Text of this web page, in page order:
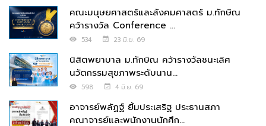
คณะมนุษยศาสตร์และสังคมศาสตร์ ม.ทักษิณ
คว้ารางวัล Conference ...
534 23 มิ.ย. 69
นิสิตพยาบาล ม.ทักษิณ คว้ารางวัลชนะเลิศ
นวัตกรรมสุขภาพระดับนาน...
598 4 มิ.ย. 69
อาจารย์พลัฏฐ์ ยิ้มประเสริฐ ประธานสภา
คณาจารย์และพนักงานนักศึก...